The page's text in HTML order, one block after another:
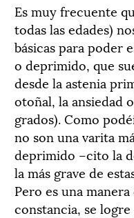
Es muy frecuente
todas las edades)
básicas para poder
o deprimido, que
desde la astenia
otoñal, la ansiedad
grados). Como
no son una varita
deprimido –cito la
la más grave de
Pero es una
constancia, se logre